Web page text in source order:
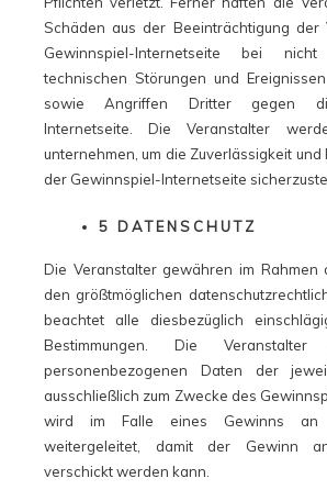
Schäden aus der Beeinträchtigung der
Gewinnspiel-Internetseite bei nicht
technischen Störungen und
sowie Angriffen Dritter gegen
Internetseite. Die Veranstalter
unternehmen, um die Zuverlässigkeit
der Gewinnspiel-Internetseite
5 DATENSCHUTZ
Die Veranstalter gewähren im Rahmen
den größtmöglichen
beachtet alle diesbezüglich
Bestimmungen. Die
personenbezogenen Daten der
ausschließlich zum Zwecke des
wird im Falle eines Gewinns an
weitergeleitet, damit der Gewinn
verschickt werden kann.